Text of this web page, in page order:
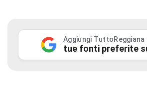
Aggiungi TuttoReggiana
tue fonti preferite